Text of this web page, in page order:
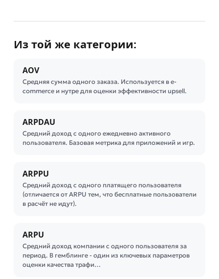
Из той же категории:
AOV
Средняя сумма одного заказа. Используется в e-
commerce и нутре для оценки эффективности upsell.
ARPDAU
Средний доход с одного ежедневно активного
пользователя. Базовая метрика для приложений и игр.
ARPPU
Средний доход с одного платящего пользователя
(отличается от ARPU тем, что бесплатные пользователи
в расчёт не идут).
ARPU
Средний доход компании с одного пользователя за
период. В гемблинге - один из ключевых параметров
оценки качества трафи…